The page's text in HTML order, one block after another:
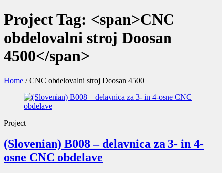
Project Tag: <span>CNC
obdelovalni stroj Doosan
4500</span>
Home /CNC obdelovalni stroj Doosan 4500
Project
(Slovenian) B008 – delavnica za 3- in 4-
osne CNC obdelave